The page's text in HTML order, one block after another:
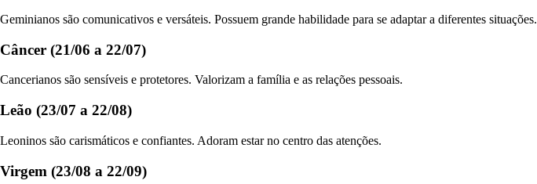
Geminianos são comunicativos e versáteis. Possuem grande habilidade para se adaptar a diferentes situações.
Câncer (21/06 a 22/07)
Cancerianos são sensíveis e protetores. Valorizam a família e as relações pessoais.
Leão (23/07 a 22/08)
Leoninos são carismáticos e confiantes. Adoram estar no centro das atenções.
Virgem (23/08 a 22/09)